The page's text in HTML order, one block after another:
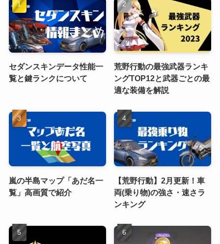
セダンスキンデータ性能一
覧と鍵ランクについて
荒野行動の最強武器ランキ
ングTOP12と武器ごとの最
適な装備を解説
嵐の半島マップ「あだ名一
覧」高画質で紹介
【荒野行動】2月更新！車
両(乗り物)の強さ・速さラ
ンキング